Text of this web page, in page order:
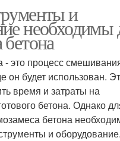
и
необходимы
это процесс
он будет использован.
время и затраты на
бетона. Однако
бетона
и оборудование.